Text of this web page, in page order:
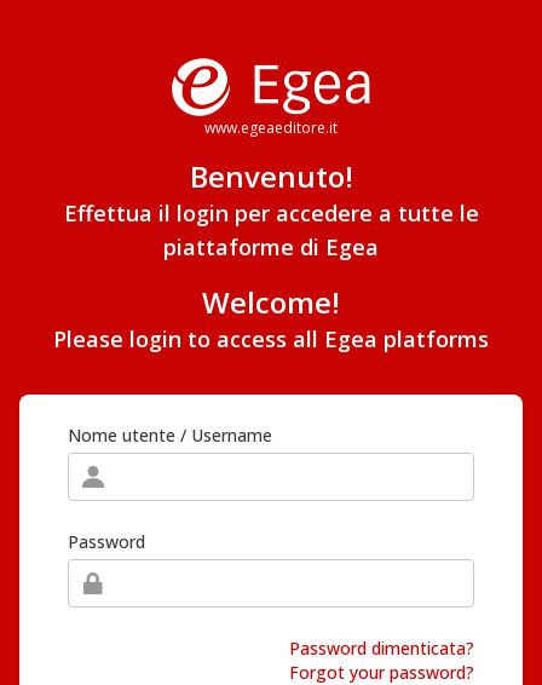
www.egeaeditore.it
Benvenuto!
Effettua il login per accedere a tutte le
piattaforme di Egea
Welcome!
Please login to access all Egea platforms
Nome utente / Username
Password
Password dimenticata?
Forgot your password?